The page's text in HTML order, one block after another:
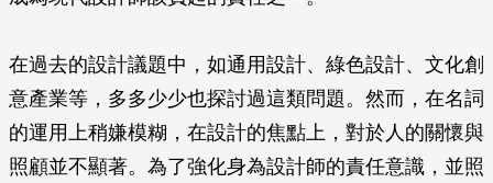
在過去的設計議題中，如通用設計、綠色設計、文化創
意產業等，多多少少也探討過這類問題。然而，在名詞
的運用上稍嫌模糊，在設計的焦點上，對於人的關懷與
照顧並不顯著。為了強化身為設計師的責任意識，並照